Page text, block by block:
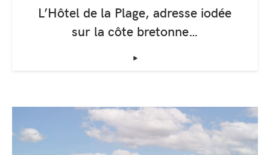
L’Hôtel de la Plage, adresse iodée
sur la côte bretonne…
‣